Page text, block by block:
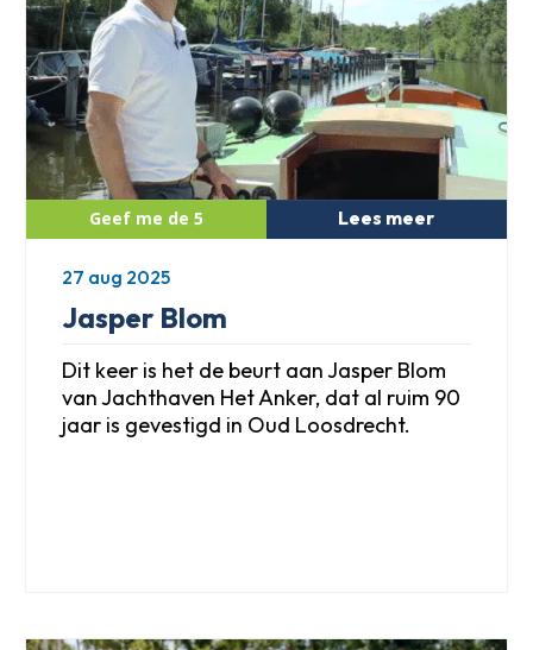
Jasper Blom
Dit keer is het de beurt aan Jasper Blom
van Jachthaven Het Anker, dat al ruim 90
jaar is gevestigd in Oud Loosdrecht.
Lees meer
27 aug 2025